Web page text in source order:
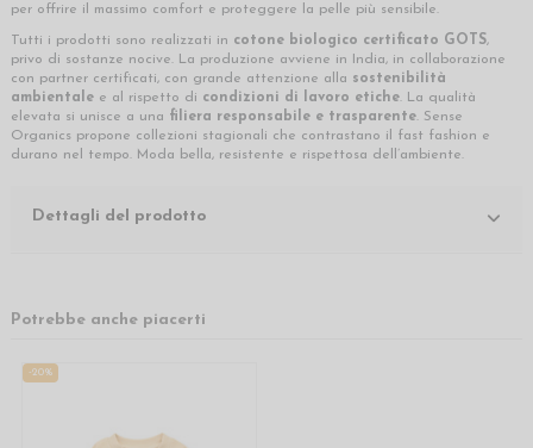
per offrire il massimo comfort e proteggere la pelle più sensibile.
Tutti i prodotti sono realizzati in cotone biologico certificato GOTS,
privo di sostanze nocive. La produzione avviene in India, in collaborazione
con partner certificati, con grande attenzione alla sostenibilità
ambientale e al rispetto di condizioni di lavoro etiche. La qualità
elevata si unisce a una filiera responsabile e trasparente. Sense
Organics propone collezioni stagionali che contrastano il fast fashion e
durano nel tempo. Moda bella, resistente e rispettosa dell’ambiente.
Dettagli del prodotto
Potrebbe anche piacerti
-20%